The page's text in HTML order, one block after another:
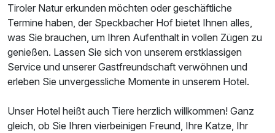
Tiroler Natur erkunden möchten oder geschäftliche
Termine haben, der Speckbacher Hof bietet Ihnen alles,
was Sie brauchen, um Ihren Aufenthalt in vollen Zügen zu
genießen. Lassen Sie sich von unserem erstklassigen
Service und unserer Gastfreundschaft verwöhnen und
erleben Sie unvergessliche Momente in unserem Hotel.
Unser Hotel heißt auch Tiere herzlich willkommen! Ganz
gleich, ob Sie Ihren vierbeinigen Freund, Ihre Katze, Ihr